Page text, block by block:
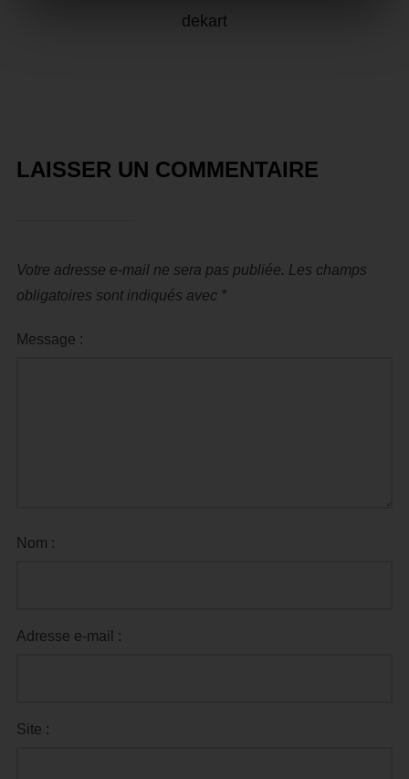
dekart
LAISSER UN COMMENTAIRE
Votre adresse e-mail ne sera pas publiée. Les champs
obligatoires sont indiqués avec *
Message :
Nom :
Adresse e-mail :
Site :